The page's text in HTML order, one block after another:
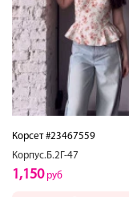
Корсет #23467559
Корпус.Б.2Г-47
1,150руб